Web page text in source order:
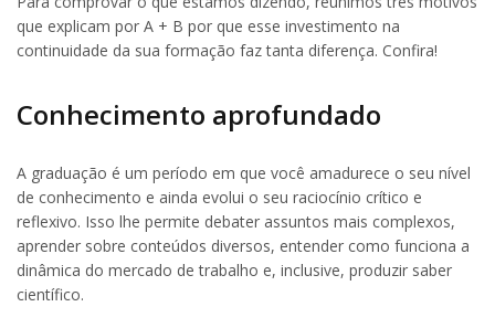
que explicam por A + B por que esse investimento na
continuidade da sua formação faz tanta diferença. Confira!
Conhecimento aprofundado
A graduação é um período em que você amadurece o seu nível
de conhecimento e ainda evolui o seu raciocínio crítico e
reflexivo. Isso lhe permite debater assuntos mais complexos,
aprender sobre conteúdos diversos, entender como funciona a
dinâmica do mercado de trabalho e, inclusive, produzir saber
científico.